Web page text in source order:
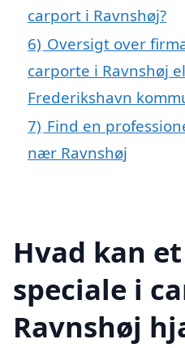
carport i Ravnshøj?
6) Oversigt over
carporte i Ravnshøj
Frederikshavn
7) Find en
nær Ravnshøj
Hvad kan
speciale i
Ravnshøj